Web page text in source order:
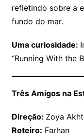
refletindo sobre a
fundo do mar.
Uma curiosidade:
“Running With the
Três Amigos na
Direção: Zoya
Roteiro: Farhan